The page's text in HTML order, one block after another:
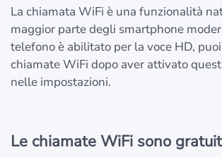
La chiamata WiFi è una funzionalità
maggior parte degli smartphone
telefono è abilitato per la voce HD,
chiamate WiFi dopo aver attivato
nelle impostazioni.
Le chiamate WiFi sono